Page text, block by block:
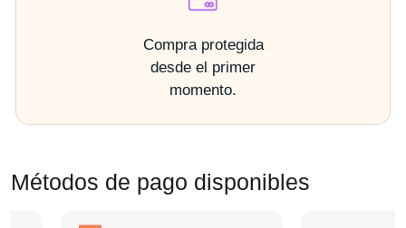
Compra protegida
desde el primer
momento.
Métodos de pago disponibles